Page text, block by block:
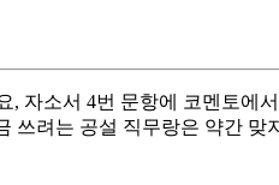
자소서 4번 문항에 코멘토에
쓰려는 공설 직무랑은 약간 맞